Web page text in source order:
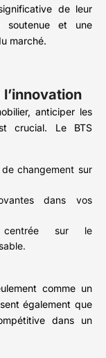
de leur
soutenue et une
marché.
anticiper les
crucial. Le BTS
changement sur
dans vos
centrée sur le
comme un
également que
dans un